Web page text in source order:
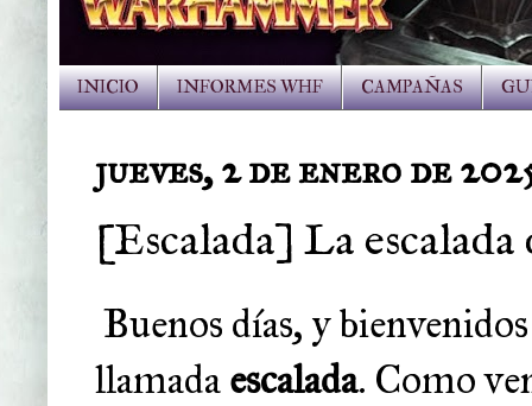
INICIO INFORMES WHF CAMPAÑAS
jueves, 2 de enero de
[Escalada] La
Buenos días, y
llamadaescalada. Como